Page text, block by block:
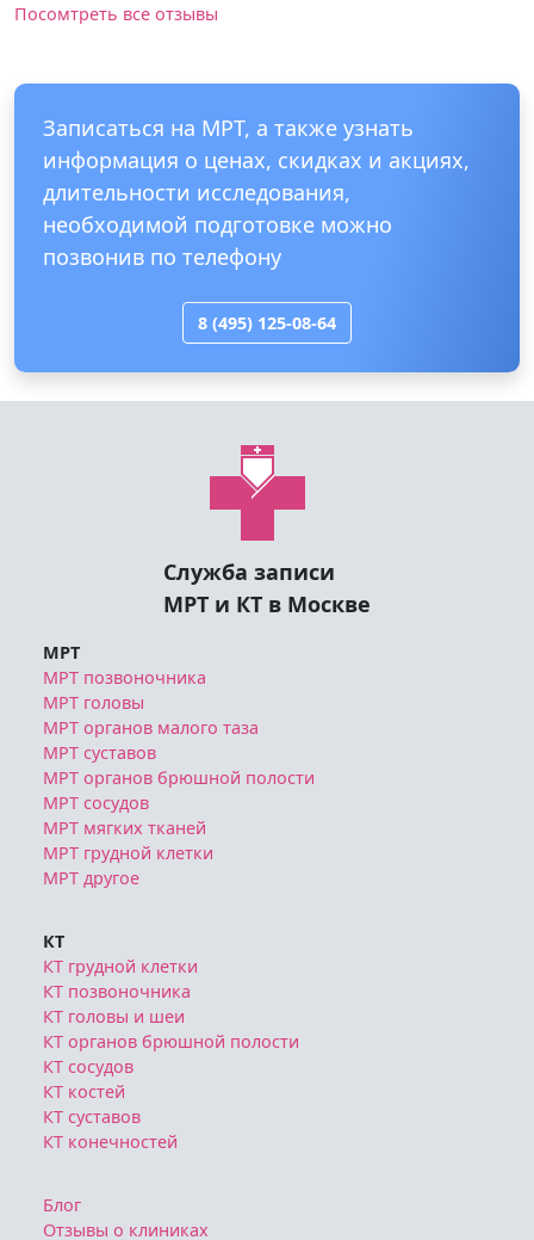
Посомтреть все отзывы
Записаться на МРТ, а также узнать
информация о ценах, скидках и акциях,
длительности исследования,
необходимой подготовке можно
позвонив по телефону
8 (495) 125-08-64
Служба записи
МРТ и КТ в Москве
МРТ
МРТ позвоночника
МРТ головы
МРТ органов малого таза
МРТ суставов
МРТ органов брюшной полости
МРТ сосудов
МРТ мягких тканей
МРТ грудной клетки
МРТ другое
КТ
КТ грудной клетки
КТ позвоночника
КТ головы и шеи
КТ органов брюшной полости
КТ сосудов
КТ костей
КТ суставов
КТ конечностей
Блог
Отзывы о клиниках